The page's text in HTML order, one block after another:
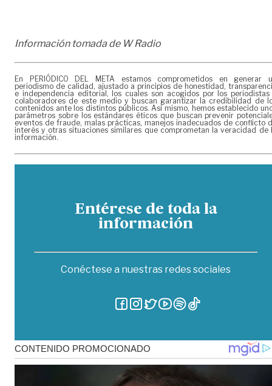
Información tomada de W Radio
En PERIÓDICO DEL META estamos comprometidos en generar
periodismo de calidad, ajustado a principios de honestidad,
e independencia editorial, los cuales son acogidos por los periodistas
colaboradores de este medio y buscan garantizar la credibilidad de
contenidos ante los distintos públicos. Así mismo, hemos establecido
parámetros sobre los estándares éticos que buscan prevenir
eventos de fraude, malas prácticas, manejos inadecuados de conflicto
interés y otras situaciones similares que comprometan la veracidad de
información.
Entérese de toda la
información
Conéctese a nuestras redes sociales